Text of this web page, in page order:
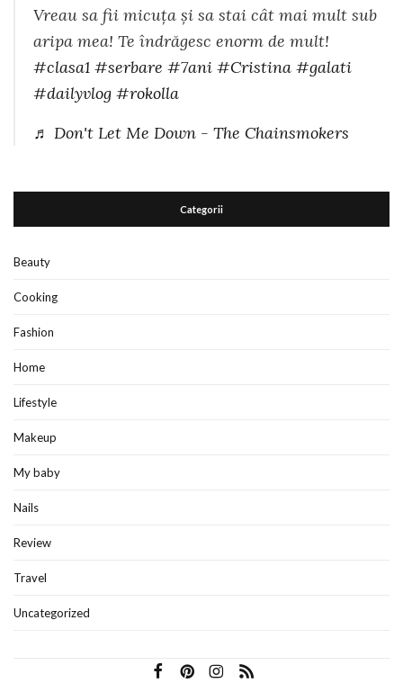
Vreau sa fii micuța și sa stai cât mai mult sub
aripa mea! Te îndrăgesc enorm de mult!
#clasa1 #serbare #7ani #Cristina #galati
#dailyvlog #rokolla
♬ Don't Let Me Down - The Chainsmokers
Categorii
Beauty
Cooking
Fashion
Home
Lifestyle
Makeup
My baby
Nails
Review
Travel
Uncategorized